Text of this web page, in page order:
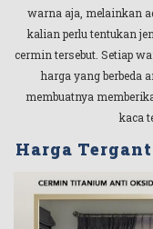
warna aja, melainkan
kalian perlu tentukan
cermin tersebut. Setiap
harga yang berbeda
membuatnya
kaca
Harga